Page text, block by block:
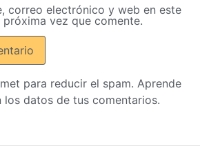
correo electrónico y web en este
vez que comente.
para reducir el spam. Aprende
los datos de tus comentarios.